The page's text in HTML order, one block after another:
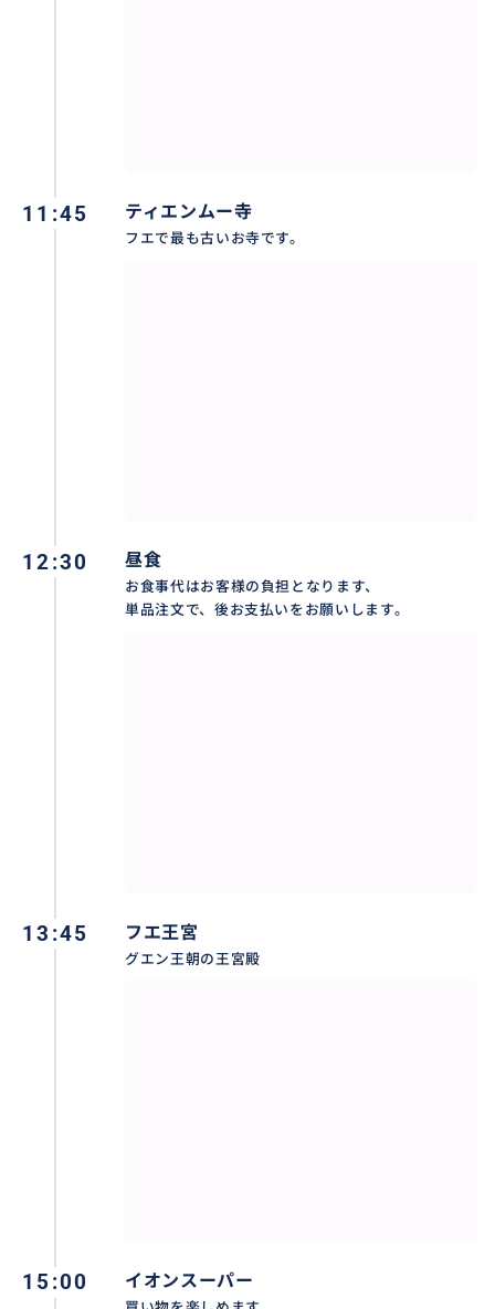
11:45 ティエンムー寺
フエで最も古いお寺です。
12:30 昼食
お食事代はお客様の負担となります、
単品注文で、後お支払いをお願いします。
13:45 フエ王宮
グエン王朝の王宮殿
15:00 イオンスーパー